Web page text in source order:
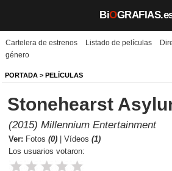
BiO
Biografías
Películas
TV
Música
Un día como hoy
Cartelera de estrenos Listado de películas
género
PORTADA > PELÍCULAS
Stonehearst
(2015) Millennium Entertainment
Ver: Fotos (0) Vídeos (1)
Los usuarios votaron: